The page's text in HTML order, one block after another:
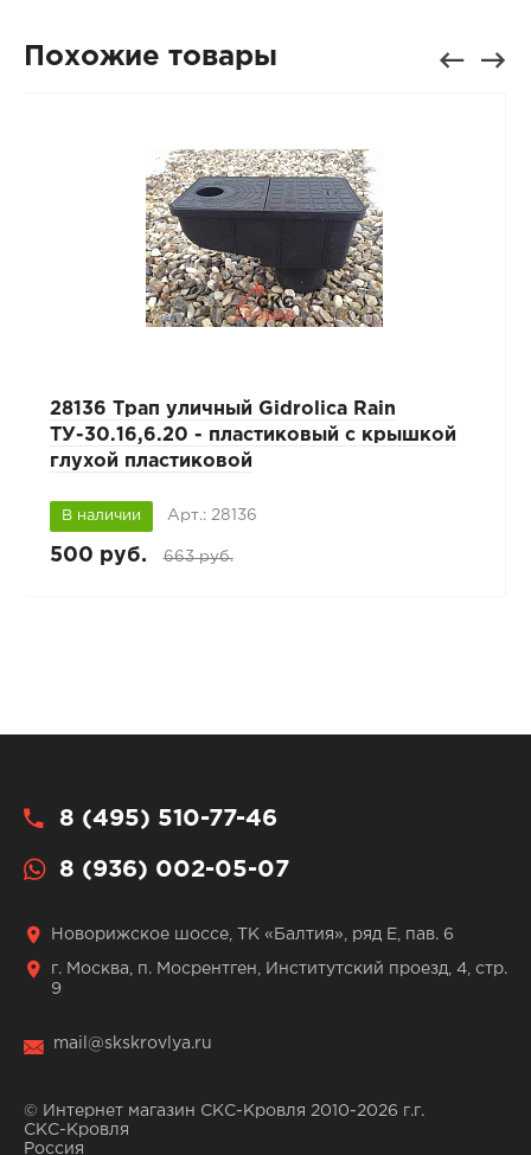
Похожие товары
28136 Трап уличный Gidrolica Rain
ТУ-30.16,6.20 - пластиковый с крышкой
глухой пластиковой
В наличии Арт.: 28136
500 руб. 663 руб.
8 (495) 510-77-46
8 (936) 002-05-07
Новорижское шоссе, ТК «Балтия», ряд Е, пав. 6
г. Москва, п. Мосрентген, Институтский проезд, 4, стр.
9
mail@skskrovlya.ru
© Интернет магазин СКС-Кровля 2010-2026 г.г.
СКС-Кровля
Россия